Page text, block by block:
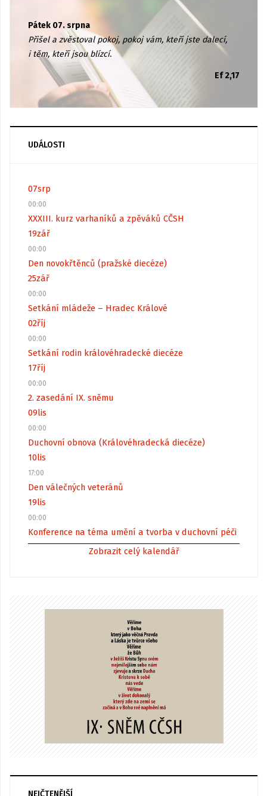
Pátek 07. srpna
Přišel a zvěstoval pokoj, pokoj vám, kteří jste dalecí,
i těm, kteří jsou blízcí.
Ef 2,17
UDÁLOSTI
07srp
00:00
XXXIII. kurz varhaníků a zpěváků CČSH
19zář
00:00
Den novokřtěnců (pražské diecéze)
25zář
00:00
Setkání mládeže – Hradec Králové
02říj
00:00
Setkání rodin královéhradecké diecéze
17říj
00:00
2. zasedání IX. sněmu
09lis
00:00
Duchovní obnova (Královéhradecká diecéze)
10lis
17:00
Den válečných veteránů
19lis
00:00
Konference na téma umění a tvorba v duchovní péči
Zobrazit celý kalendář
NEJČTENĚJŠÍ